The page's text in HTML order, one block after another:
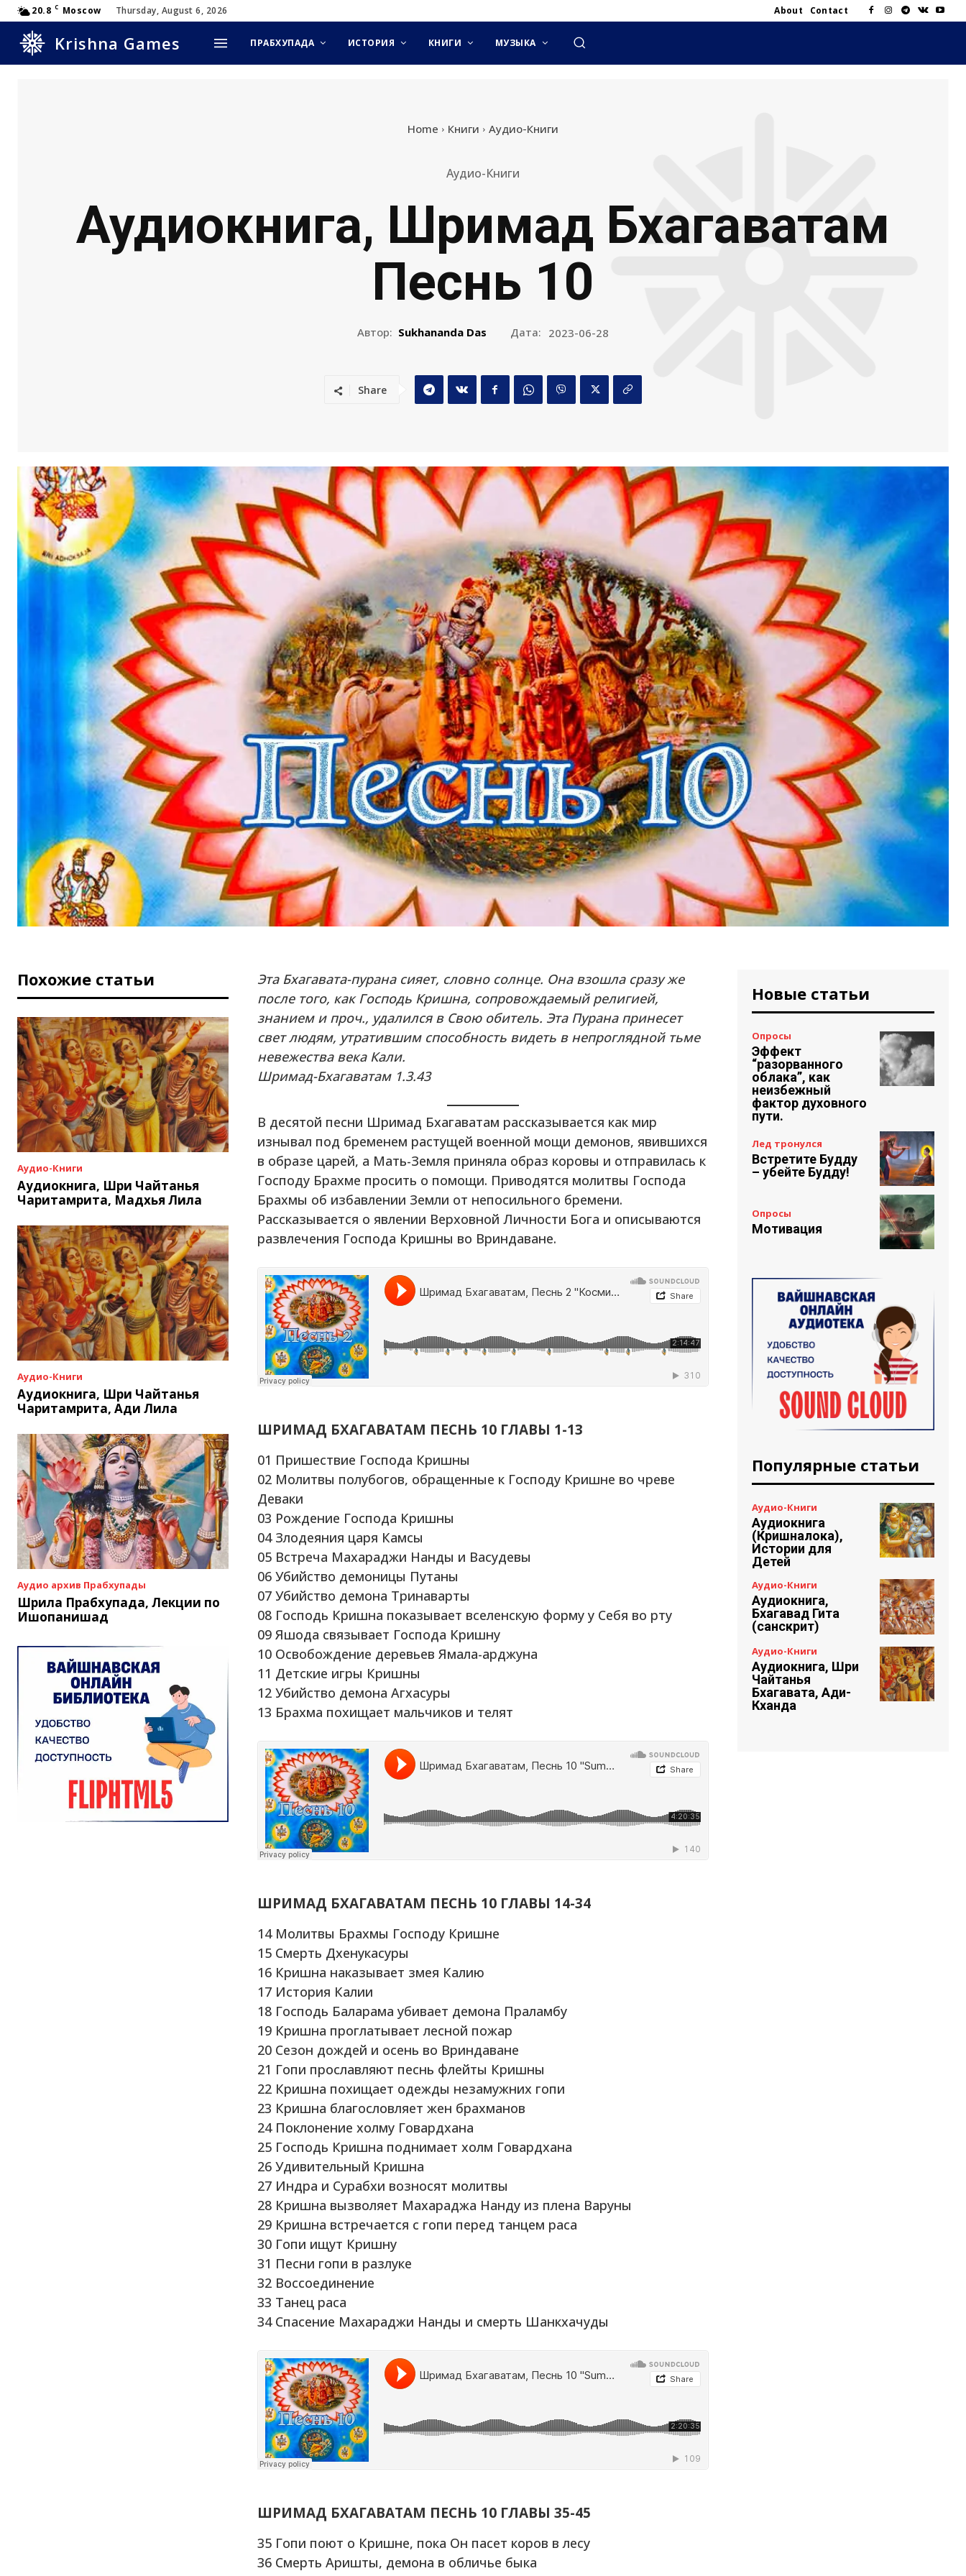
20.8 C Moscow Thursday, August 6, 2026 About Contact
Krishna Games ПРАБХУПАДА ИСТОРИЯ КНИГИ МУЗЫКА
Home Книги Аудио-Книги
Аудио-Книги
Аудиокнига, Шримад Бхагаватам
Песнь 10
Автор: Sukhananda Das Дата: 2023-06-28
Share
Похожие статьи
Аудио-Книги
Аудиокнига, Шри Чайтанья
Чаритамрита, Мадхья Лила
Аудио-Книги
Аудиокнига, Шри Чайтанья
Чаритамрита, Ади Лила
Аудио архив Прабхупады
Шрила Прабхупада, Лекции по
Ишопанишад
Эта Бхагавата-пурана сияет, словно солнце. Она взошла сразу же
после того, как Господь Кришна, сопровождаемый религией,
знанием и проч., удалился в Свою обитель. Эта Пурана принесет
свет людям, утратившим способность видеть в непроглядной тьме
невежества века Кали.
Шримад-Бхагаватам 1.3.43
В десятой песни Шримад Бхагаватам рассказывается как мир
изнывал под бременем растущей военной мощи демонов, явившихся
в образе царей, а Мать-Земля приняла образ коровы и отправилась к
Господу Брахме просить о помощи. Приводятся молитвы Господа
Брахмы об избавлении Земли от непосильного бремени.
Рассказывается о явлении Верховной Личности Бога и описываются
развлечения Господа Кришны во Вриндаване.
ШРИМАД БХАГАВАТАМ ПЕСНЬ 10 ГЛАВЫ 1-13
01 Пришествие Господа Кришны
02 Молитвы полубогов, обращенные к Господу Кришне во чреве
Деваки
03 Рождение Господа Кришны
04 Злодеяния царя Камсы
05 Встреча Махараджи Нанды и Васудевы
06 Убийство демоницы Путаны
07 Убийство демона Тринаварты
08 Господь Кришна показывает вселенскую форму у Себя во рту
09 Яшода связывает Господа Кришну
10 Освобождение деревьев Ямала-арджуна
11 Детские игры Кришны
12 Убийство демона Агхасуры
13 Брахма похищает мальчиков и телят
ШРИМАД БХАГАВАТАМ ПЕСНЬ 10 ГЛАВЫ 14-34
14 Молитвы Брахмы Господу Кришне
15 Смерть Дхенукасуры
16 Кришна наказывает змея Калию
17 История Калии
18 Господь Баларама убивает демона Праламбу
19 Кришна проглатывает лесной пожар
20 Сезон дождей и осень во Вриндаване
21 Гопи прославляют песнь флейты Кришны
22 Кришна похищает одежды незамужних гопи
23 Кришна благословляет жен брахманов
24 Поклонение холму Говардхана
25 Господь Кришна поднимает холм Говардхана
26 Удивительный Кришна
27 Индра и Сурабхи возносят молитвы
28 Кришна вызволяет Махараджа Нанду из плена Варуны
29 Кришна встречается с гопи перед танцем раса
30 Гопи ищут Кришну
31 Песни гопи в разлуке
32 Воссоединение
33 Танец раса
34 Спасение Махараджи Нанды и смерть Шанкхачуды
ШРИМАД БХАГАВАТАМ ПЕСНЬ 10 ГЛАВЫ 35-45
35 Гопи поют о Кришне, пока Он пасет коров в лесу
36 Смерть Аришты, демона в обличье быка
Новые статьи
Опросы
Эффект
“разорванного
облака”, как
неизбежный
фактор духовного
пути.
Лед тронулся
Встретите Будду
– убейте Будду!
Опросы
Мотивация
Популярные статьи
Аудио-Книги
Аудиокнига
(Кришналока),
Истории для
Детей
Аудио-Книги
Аудиокнига,
Бхагавад Гита
(санскрит)
Аудио-Книги
Аудиокнига, Шри
Чайтанья
Бхагавата, Ади-
Кханда